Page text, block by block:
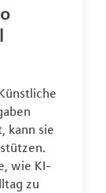
kann sie
wie KI-
zu